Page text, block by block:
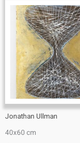
Jonathan Ullman
40x60 cm